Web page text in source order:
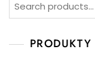
PRODUKTY